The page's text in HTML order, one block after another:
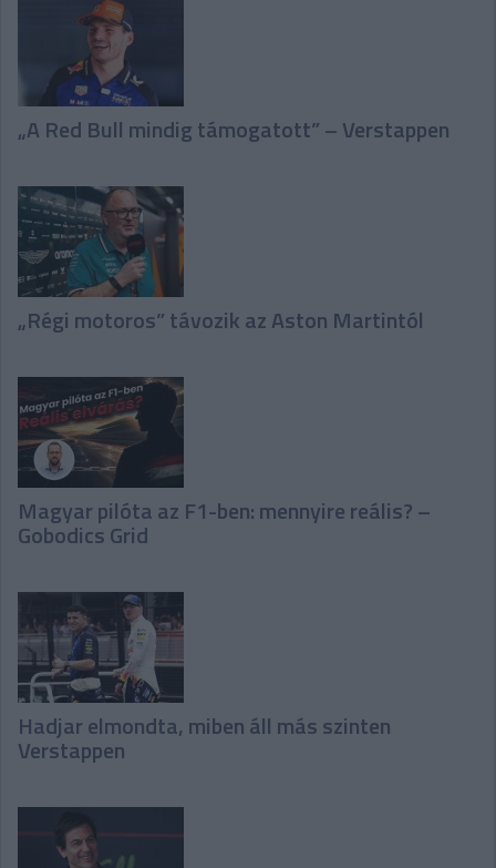
„A Red Bull mindig támogatott” – Verstappen
„Régi motoros” távozik az Aston Martintól
Magyar pilóta az F1-ben: mennyire reális? –
Gobodics Grid
Hadjar elmondta, miben áll más szinten
Verstappen